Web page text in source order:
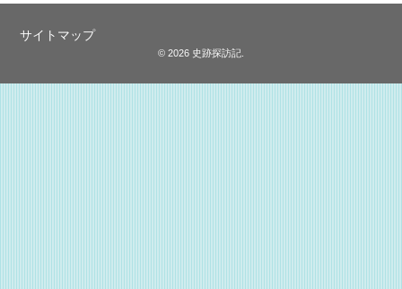
サイトマップ
© 2026 史跡探訪記.